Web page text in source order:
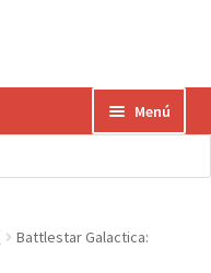
Menú
el
Battlestar Galactica: